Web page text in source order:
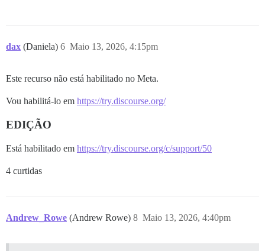
dax (Daniela) Maio 13, 2026, 4:15pm
6
Este recurso não está habilitado no Meta.
Vou habilitá-lo em https://try.discourse.org/
EDIÇÃO
Está habilitado em https://try.discourse.org/c/support/50
4 curtidas
Andrew_Rowe (Andrew Rowe) Maio 13, 2026, 4:40pm
8